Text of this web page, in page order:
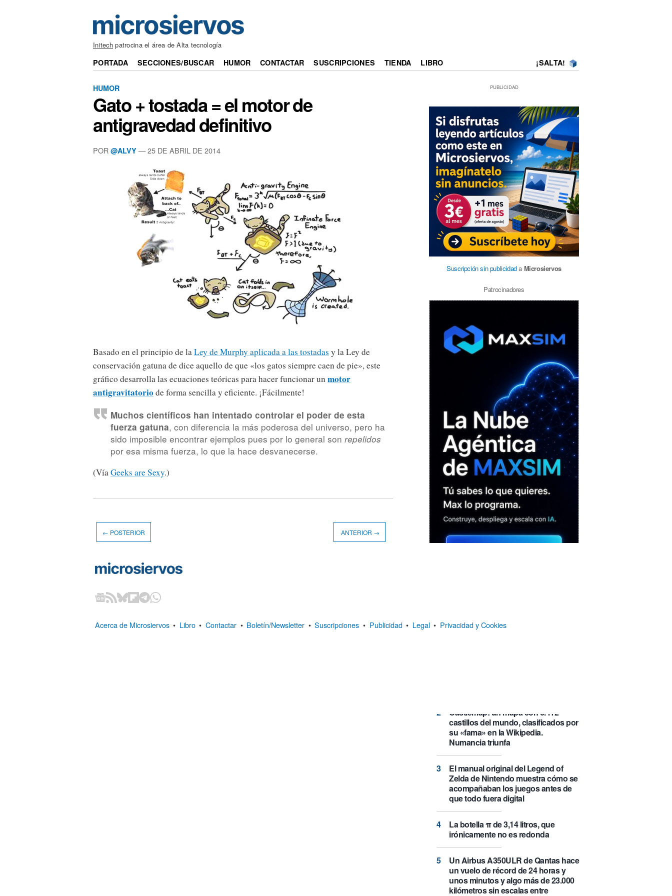
Initech patrocina el área de Alta tecnología
PORTADA SECCIONES/BUSCAR HUMOR CONTACTAR SUSCRIPCIONES TIENDA LIBRO ¡SALTA!
HUMOR
Gato + tostada = el motor de
antigravedad definitivo
POR @ALVY — 25 DE ABRIL DE 2014
Basado en el principio de la Ley de Murphy aplicada a las tostadas y la Ley de
conservación gatuna de dice aquello de que «los gatos siempre caen de pie», este
gráfico desarrolla las ecuaciones teóricas para hacer funcionar un motor
antigravitatoriode forma sencilla y eficiente. ¡Fácilmente!
Muchos científicos han intentado controlar el poder de esta
fuerza gatuna, con diferencia la más poderosa del universo, pero ha
sido imposible encontrar ejemplos pues por lo general son repelidos
por esa misma fuerza, lo que la hace desvanecerse.
(VíaGeeks are Sexy.)
PUBLICIDAD
Suscripción sin publicidada Microsiervos
Patrocinadores
Castlemap: un mapa con 6.412
castillos del mundo, clasificados por
su «fama» en la Wikipedia.
Numancia triunfa
El manual original del Legend of
Zelda de Nintendo muestra cómo se
acompañaban los juegos antes de
que todo fuera digital
La botella π de 3,14 litros, que
irónicamente no es redonda
Un Airbus A350ULR de Qantas hace
un vuelo de récord de 24 horas y
unos minutos y algo más de 23.000
kilómetros sin escalas entre
← POSTERIOR ANTERIOR →
Acerca de Microsiervos • Libro • Contactar • Boletín/Newsletter • Suscripciones • Publicidad • Legal • Privacidad y Cookies